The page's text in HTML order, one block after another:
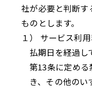
社が必要と判断
ものとします。
１） サービス利
払期日を経過し
第13条に定め
き、その他のい